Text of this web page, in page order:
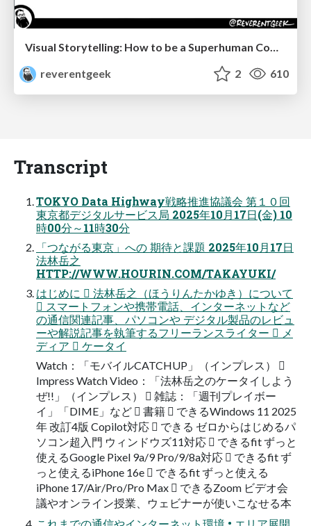
Visual Storytelling: How to be a Superhuman Communicator
reverentgeek
2 610
Transcript
TOKYO Data Highway戦略推進協議会 第１０回
東京都デジタルサービス局 2025年10月17日(金) 10
時00分～11時30分
「つながる東京」への 期待と課題 2025年10月17日
法林岳之
HTTP://WWW.HOURIN.COM/TAKAYUKI/
はじめに  法林岳之（ほうりんたかゆき）について
 スマートフォンや携帯電話、インターネットなど
の通信関連記事、パソコンや デジタル製品のレビュ
ーや解説記事を執筆するフリーランスライター  メ
ディア  ケータイ
Watch：「モバイルCATCHUP」（インプレス） 
Impress Watch Video：「法林岳之のケータイしよう
ぜ!!」（インプレス）  雑誌：「週刊プレイボー
イ」「DIME」など  書籍  できるWindows 11 2025
年 改訂4版 Copilot対応  できる ゼロからはじめるパ
ソコン超入門 ウィンドウズ11対応  できるfit ずっと
使えるGoogle Pixel 9a/9 Pro/9/8a対応  できるfit ず
っと使えるiPhone 16e  できるfit ずっと使える
iPhone 17/Air/Pro/Pro Max  できるZoom ビデオ会
議やオンライン授業、ウェビナーが使いこなせる本